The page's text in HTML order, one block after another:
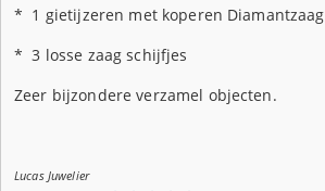
* 1 gietijzeren met koperen Diamantzaag
* 3 losse zaag schijfjes
Zeer bijzondere verzamel objecten.
Lucas Juwelier